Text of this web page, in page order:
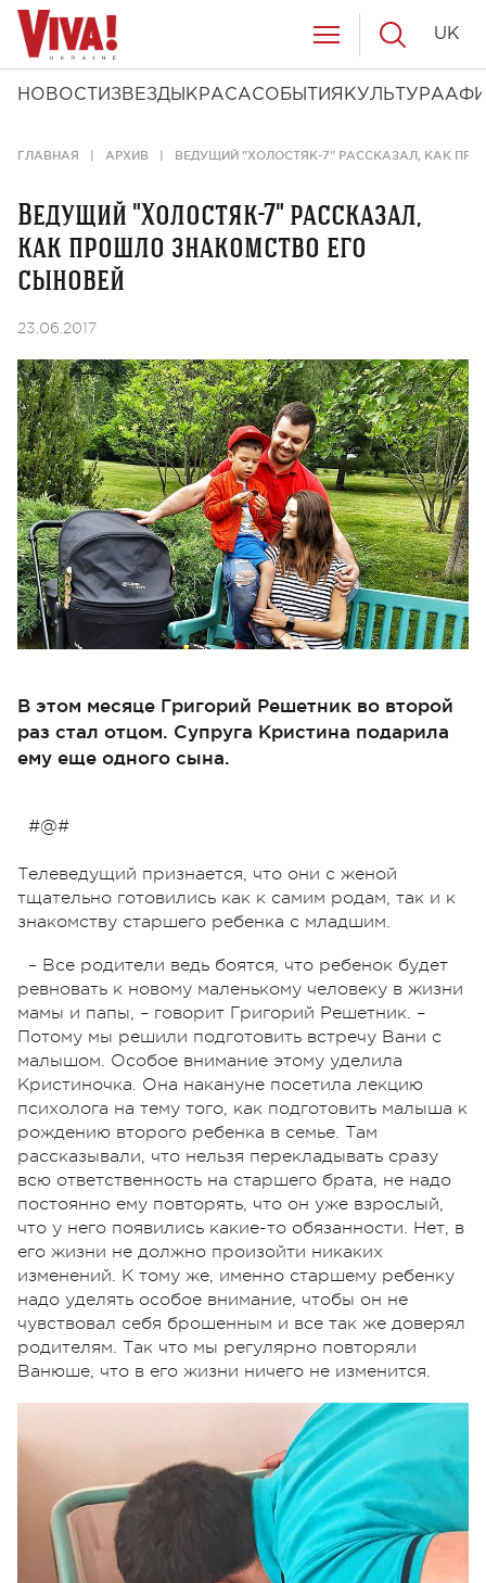
НОВОСТИ ЗВЕЗДЫ КРАСАСОБЫТИЯ КУЛЬТУРА
UK
ГЛАВНАЯ АРХИВ ВЕДУЩИЙ "ХОЛОСТЯК-7" РАССКАЗАЛ, КАК
Ведущий "Холостяк-7" рассказал,
как прошло знакомство его
сыновей
23.06.2017
В этом месяце Григорий Решетник во второй
раз стал отцом. Супруга Кристина подарила
ему еще одного сына.
#@#
Телеведущий признается, что они с женой
тщательно готовились как к самим родам, так и к
знакомству старшего ребенка с младшим.
– Все родители ведь боятся, что ребенок будет
ревновать к новому маленькому человеку в жизни
мамы и папы, – говорит Григорий Решетник. –
Потому мы решили подготовить встречу Вани с
малышом. Особое внимание этому уделила
Кристиночка. Она накануне посетила лекцию
психолога на тему того, как подготовить малыша к
рождению второго ребенка в семье. Там
рассказывали, что нельзя перекладывать сразу
всю ответственность на старшего брата, не надо
постоянно ему повторять, что он уже взрослый,
что у него появились какие-то обязанности. Нет, в
его жизни не должно произойти никаких
изменений. К тому же, именно старшему ребенку
надо уделять особое внимание, чтобы он не
чувствовал себя брошенным и все так же доверял
родителям. Так что мы регулярно повторяли
Ванюше, что в его жизни ничего не изменится.